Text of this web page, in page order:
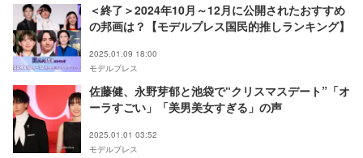
＜終了＞2024年10月～12月に公開されたおすすめ
の邦画は？【モデルプレス国民的推しランキング】
2025.01.09 18:00
モデルプレス
佐藤健、永野芽郁と池袋で“クリスマスデート”「オ
ーラすごい」「美男美女すぎる」の声
2025.01.01 03:52
モデルプレス